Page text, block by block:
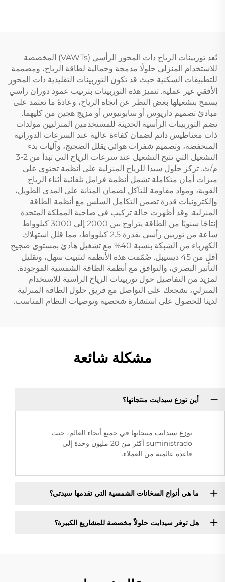
تُعد توربينات الرياح ذات المحور الرأسي (VAWTs) المخصصة
للاستخدام المنزلي حلولًا مدمجة وجمالية لطاقة الرياح، ومصممة
للتطبيقات السكنية حيث قد تكون التوربينات التقليدية ذات المحور
الأفقي غير عملية. تتميز هذه التوربينات بترتيب عمود دوران رأسي
يسمح بتشغيلها بغض النظر عن اتجاه الرياح، وعادةً ما تعتمد على
مبادئ تصميم داريوس أو سابونيوس أو مزيج هجين من كليهما.
تضم التوربينات الرأسية الحديثة للمستخدمين المنزليين مولدات
ذات مغناطيس دائم لضمان كفاءة عالية عند السرعات الدورانية
المنخفضة، وتصميم شفرات هوائي يقلل الضجيج، وآليات بدء
التشغيل التي تتيح التشغيل عند سرعات الرياح التي تبدأ من 2-3
م/ث. تركز حلول سيدا للرياح المنزلية على أنظمة تحتوي على
ميزات أمان متكاملة تشمل أنظمة فرامل تلقائية أثناء الرياح
القوية، ومواد مقاومة للتآكل لضمان المتانة على المدى الطويل،
وإلكترونيات قدرة تضمن التكامل السلس مع أنظمة الطاقة
المنزلية. وقد أظهرت حالة تركيب في ضاحية المملكة المتحدة
إنتاجًا سنويًا من الطاقة يتراوح بين 2000 إلى 3000 كيلوواط
ساعة من توربين رأسي بقدرة 2.5 كيلوواط، مما قلل استهلاك
الكهرباء من الشبكة بنسبة 40% مع تشغيل هادئ بمستوى ضجيج
أقل من 45 ديسيبل. صُمّمت هذه الأنظمة لتثبيت سهل، وتقليل
التأثير البصري، والتوافق مع أنظمة الطاقة الشمسية الموجودة.
لمزيد من التفاصيل حول توربينات الرياح الرأسية للاستخدام
المنزلي، نشجعك على التواصل مع فريق حلول الطاقة المنزلية
لدينا للحصول على استشارة شخصية وتوصيات النظام المناسب.
مشكلة شائعة
أين توزع سيدايت منتجاتها؟
توزع سيدايت منتجاتها في جميع أنحاء العالم، حيث
suministrado أكثر من 20 مليون وحدة إلى
قاعدة عالمية من العملاء.
ما هي أنواع السخانات الشمسية التي تقدمها سيدتي؟
هل توفر سيدايت حلولاً مخصصة للمشاريع الكبيرة؟